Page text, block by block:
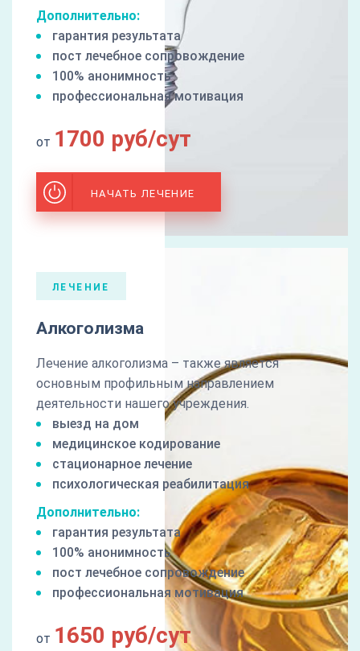
Дополнительно:
гарантия результата
пост лечебное сопровождение
100% анонимность
профессиональная мотивация
от 1700 руб/сут
НАЧАТЬ ЛЕЧЕНИЕ
ЛЕЧЕНИЕ
Алкоголизма
Лечение алкоголизма – также является
основным профильным направлением
деятельности нашего учреждения.
выезд на дом
медицинское кодирование
стационарное лечение
психологическая реабилитация
Дополнительно:
гарантия результата
100% анонимность
пост лечебное сопровождение
профессиональная мотивация
от 1650 руб/сут